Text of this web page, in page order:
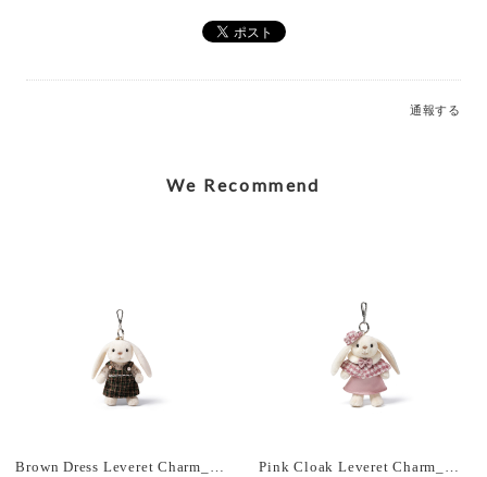
2026/07/12
2026/03/05
通報する
We Recommend
Brown Dress Leveret Charm_MC600152
Pink Cloak Leveret Charm_MC600150B